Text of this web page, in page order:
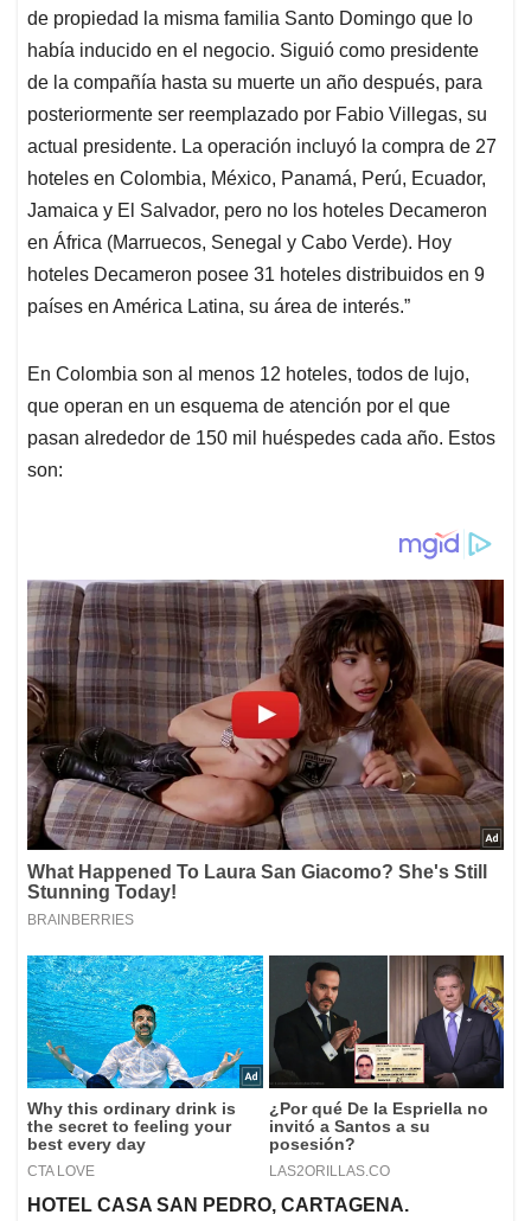
de propiedad la misma familia Santo Domingo que lo
había inducido en el negocio. Siguió como presidente
de la compañía hasta su muerte un año después, para
posteriormente ser reemplazado por Fabio Villegas, su
actual presidente. La operación incluyó la compra de 27
hoteles en Colombia, México, Panamá, Perú, Ecuador,
Jamaica y El Salvador, pero no los hoteles Decameron
en África (Marruecos, Senegal y Cabo Verde). Hoy
hoteles Decameron posee 31 hoteles distribuidos en 9
países en América Latina, su área de interés.”
En Colombia son al menos 12 hoteles, todos de lujo,
que operan en un esquema de atención por el que
pasan alrededor de 150 mil huéspedes cada año. Estos
son:
HOTEL CASA SAN PEDRO, CARTAGENA.